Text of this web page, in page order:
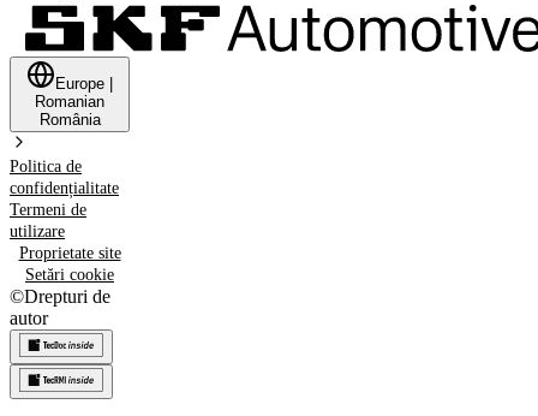
Europe
Romanian
România
Politica de
confidențialitate
Termeni de
utilizare
Proprietate site
Setări cookie
©Drepturi de
autor